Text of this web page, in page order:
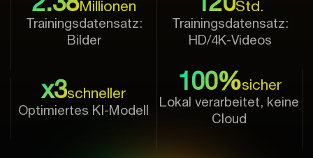
Millionen
Trainingsdatensatz:
Bilder
Std.
Trainingsdatensatz:
HD/4K-Videos
x3schneller
Optimiertes KI-Modell
100%sicher
Lokal verarbeitet, keine
Cloud